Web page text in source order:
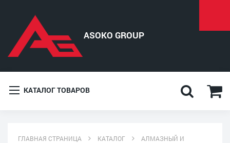
КАТАЛОГ ТОВАРОВ
ГЛАВНАЯ СТРАНИЦА КАТАЛОГ
АЛМАЗНЫЙ И